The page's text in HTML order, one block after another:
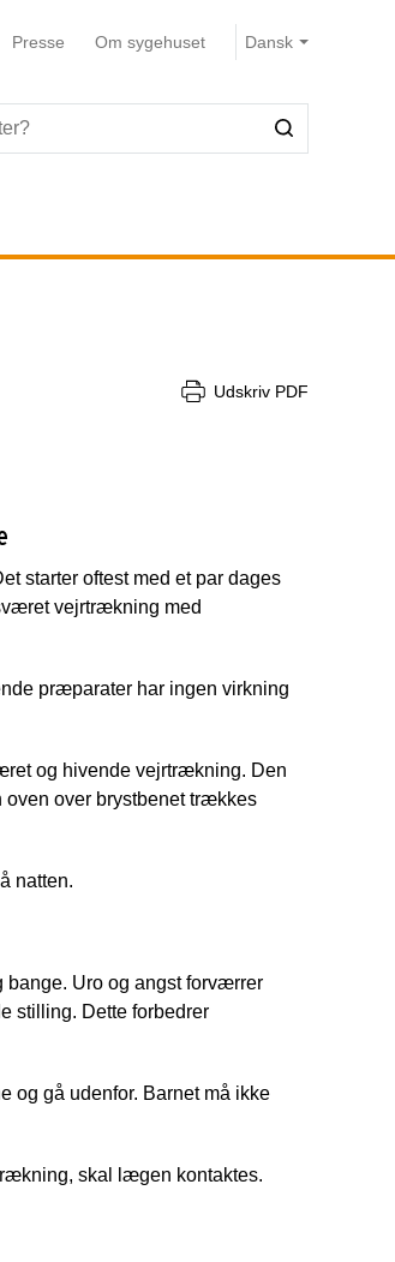
Presse Om sygehuset
Udskriv PDF
starter oftest med et par dages
vejrtrækning med
præparater har ingen virkning
og hivende vejrtrækning. Den
oven over brystbenet trækkes
natten.
bange. Uro og angst forværrer
stilling. Dette forbedrer
og gå udenfor. Barnet må ikke
skal lægen kontaktes.